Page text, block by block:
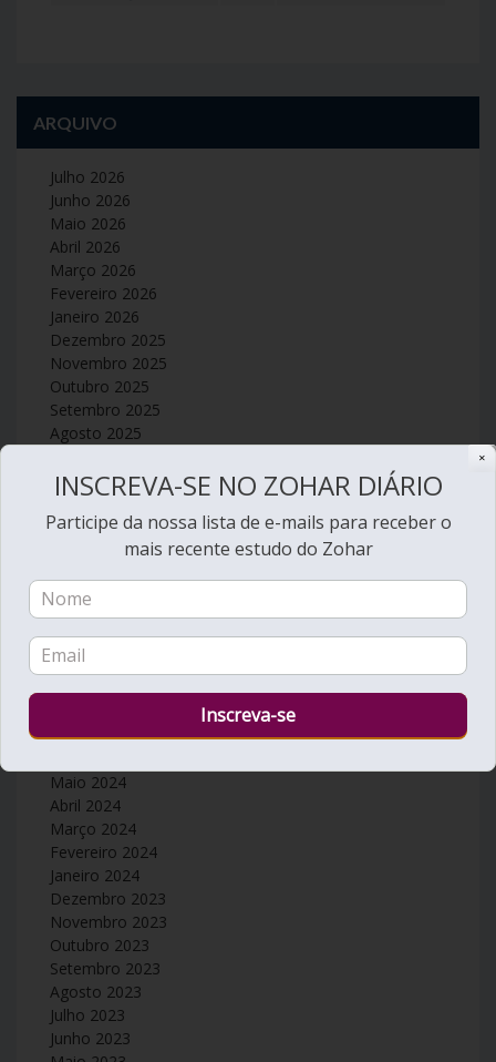
ARQUIVO
Julho 2026
Junho 2026
Maio 2026
Abril 2026
Março 2026
Fevereiro 2026
Janeiro 2026
Dezembro 2025
Novembro 2025
Outubro 2025
Setembro 2025
Agosto 2025
Junho 2025
Maio 2025
Abril 2025
Março 2025
Janeiro 2025
Dezembro 2024
Novembro 2024
Outubro 2024
Setembro 2024
Julho 2024
Maio 2024
Abril 2024
Março 2024
Fevereiro 2024
Janeiro 2024
Dezembro 2023
Novembro 2023
Outubro 2023
Setembro 2023
Agosto 2023
Julho 2023
Junho 2023
✕
INSCREVA-SE NO ZOHAR DIÁRIO
Participe da nossa lista de e-mails para receber o
mais recente estudo do Zohar